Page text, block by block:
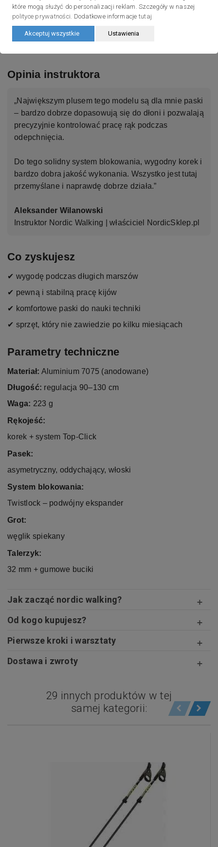
To bardzo dobry wybór dla osób uczących się techniki
oraz tych, którzy chcą po prostu mieć porządne kijki na
Opinia instruktora
„Największym plusem tego modelu są dla mnie paski
– bardzo dobrze dopasowują się do dłoni i pozwalają
precyzyjnie kontrolować pracę rąk podczas
odepchnięcia.
Do tego solidny system blokowania, wygodny korek i
bardzo dobra jakość wykonania. Wszystko jest tutaj
przemyślane i naprawdę dobrze działa.”
Aleksander Wilanowski
Instruktor Nordic Walking | właściciel NordicSklep.pl
Co zyskujesz
✔ wygodę podczas długich marszów
✔ pewną i stabilną pracę kijów
✔ komfortowe paski do nauki techniki
✔ sprzęt, który nie zawiedzie po kilku miesiącach
Parametry techniczne
Materiał: Aluminium 7075 (anodowane)
Długość: regulacja 90–130 cm
Waga: 223 g
Rękojeść:
korek + system Top-Click
Pasek:
asymetryczny, oddychający, włoski
System blokowania:
Twistlock – podwójny ekspander
Grot:
węglik spiekany
Talerzyk:
32 mm + gumowe buciki
Jak zacząć nordic walking?
Od kogo kupujesz?
Pierwsze kroki i warsztaty
Dostawa i zwroty
29 innych produktów w tej
samej kategorii:
które mogą służyć do personalizacji reklam. Szczegóły w naszej
polityce prywatności. Dodatkowe informacje tutaj
Akceptuj wszystkie Ustawienia